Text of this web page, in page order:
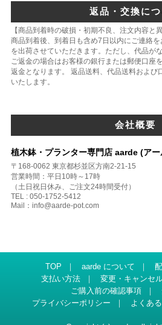
返品・交換につ
【商品到着時の破損・初期不良、注文内容と
商品到着後、到着日も含め7日以内にご連絡
を出荷させていただきます。ただし、代品が
ご返金の場合はお客様の銀行または郵便口座
返金となります。 返品送料、代品送料および
いたします。
会社概要
植木鉢・プランター専門店 aarde (アー
〒168-0062 東京都杉並区方南2-21-15
営業時間：平日10時～17時
（土日祝日休み、ご注文24時間受付）
TEL : 050-1752-5412
Mail：info@aarde-pot.com
TOP ｜ aarde について ｜
支払い方法
｜ 変更・キャンセ
ご購入前の確認事項
｜
プライバシーポリシー
｜ よくあ